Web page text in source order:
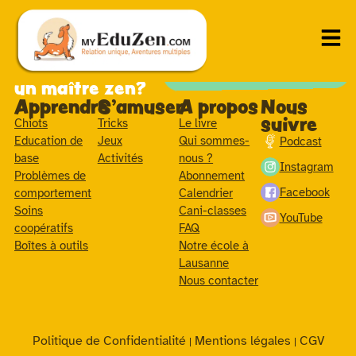
Prêt à devenir
un maître zen?
Inscris-toi à
la newsletter
myEduZen
Apprendre
Chiots
Education de
base
Problèmes de
comportement
Soins
coopératifs
Boîtes à outils
S'amuser
Tricks
Jeux
Activités
A propos
Le livre
Qui sommes-
nous ?
Abonnement
Calendrier
Cani-classes
FAQ
Notre école à
Lausanne
Nous contacter
Nous
suivre
Podcast
Instagram
Facebook
YouTube
Politique de Confidentialité| Mentions légales | CGV